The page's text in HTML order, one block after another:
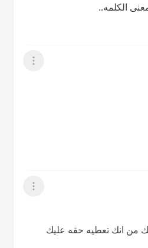
الكلمه..
عرض القائمة
عرض القائمة
من انك تعطيه حقه عليك